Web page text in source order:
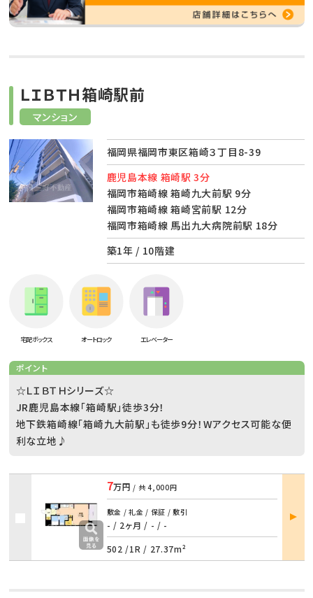
マンション
ＬＩＢＴＨ箱崎駅前
福岡県福岡市東区箱崎３丁目8-39
鹿児島本線 箱崎駅 3分
福岡市箱崎線 箱崎九大前駅 9分
福岡市箱崎線 箱崎宮前駅 12分
福岡市箱崎線 馬出九大病院前駅 18分
築1年 / 10階建
宅配ボックス オートロック エレベーター
ポイント
☆ＬＩＢＴＨシリーズ☆
JR鹿児島本線「箱崎駅」徒歩3分！
地下鉄箱崎線「箱崎九大前駅」も徒歩9分！Wアクセス可能な便
利な立地♪
7万円 / 共4,000円
敷金 / 礼金 / 保証 / 敷引
- / 2ヶ月 / - / -
502 /1R / 27.37m²
部屋
詳細